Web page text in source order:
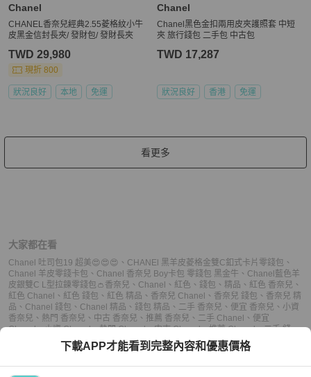
Chanel
CHANEL香奈兒經典2.55菱格紋小牛
皮黑金信封長夾/ 發財包/ 發財長夾
TWD 29,980
現折 800
狀況良好 本地 免運
Chanel
Chanel黑色金扣兩用皮夾護照套 中短
夾 旅行錢包 二手包 中古包
TWD 17,287
狀況良好 香港 免運
看更多
大家都在看
Chanel 吐司包19 超美😍😍😍 、 CHANEl 黑羊皮菱格金雙C釦式卡片零錢包 、
Chanel 羊皮零錢卡包 、 Chanel 香奈兒 Boy卡包 零錢包 黑金牛 、 Chanel藍色羊
皮銀雙C L型拉鍊零錢包👛 香奈兒 、 Chanel 、 紅色 、 錢包 、 精品 、 紅色 香奈兒 、
紅色 Chanel 、 紅色 錢包 、 紅色 精品 、 香奈兒 Chanel 、 香奈兒 錢包 、 香奈兒 精
品 、 Chanel 錢包 、 Chanel 精品 、 錢包 精品 、 二手 香奈兒 、 便宜 香奈兒 、 小資
香奈兒 、 熱門 香奈兒 、 中古 香奈兒 、 推薦 香奈兒 、 二手 Chanel 、 便宜
Chanel、小資 Chanel、熱門 Chanel、中古 Chanel、推薦 Chanel、二手 錢
、小資 錢包、 熱門 錢包、中古 錢包、推薦 錢包、二手 精品
小資 精品、熱門 精品、中古 精品、推薦 精品
下載APP才能看到完整內容和優惠價格